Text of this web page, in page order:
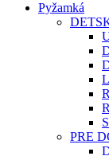
Pyžamká
PRE